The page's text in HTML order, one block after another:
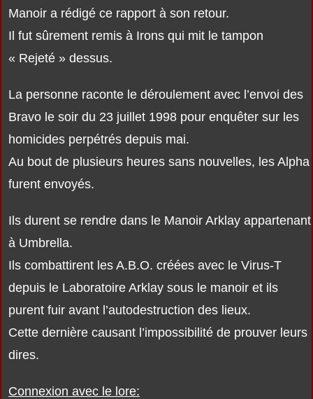
Manoir a rédigé ce rapport à son retour.
Il fut sûrement remis à Irons qui mit le tampon
« Rejeté » dessus.
La personne raconte le déroulement avec l’envoi des
Bravo le soir du 23 juillet 1998 pour enquêter sur les
homicides perpétrés depuis mai.
Au bout de plusieurs heures sans nouvelles, les Alpha
furent envoyés.
Ils durent se rendre dans le Manoir Arklay appartenant
à Umbrella.
Ils combattirent les A.B.O. créées avec le Virus-T
depuis le Laboratoire Arklay sous le manoir et ils
purent fuir avant l’autodestruction des lieux.
Cette dernière causant l’impossibilité de prouver leurs
dires.
Connexion avec le lore: